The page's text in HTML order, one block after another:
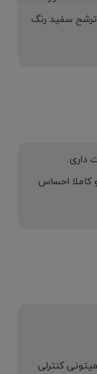
سفید رنگ
داری.
احساس
کنترلی